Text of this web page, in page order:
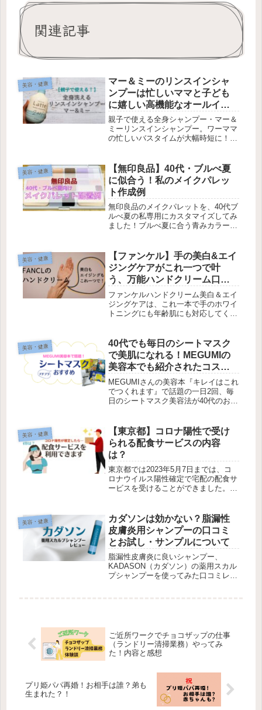
関連記事
美容・健康
マー＆ミーのリンスインシャ
ンプーは忙しいママと子ども
に嬉しい高機能なオールイン
ワンシャンプー
親子で使える全身シャンプー・マー＆
ミーリンスインシャンプー。ワーママ
の忙しいバスタイムが大幅時短に！ノ
ルの爽やかな香りで全身包んでくれま
す。
美容・健康
【無印良品】40代・ブルべ夏
に似合う！私のメイクパレッ
ト作成例
無印良品のメイクパレットを、40代ブ
ルべ夏の私専用にカスタマイズしてみ
ました！ブルべ夏に合う青みカラーを
美容・健康
【ファンケル】手の美白&エイ
ジングケアがこれ一つで叶
う、万能ハンドクリーム口コ
ミ！
ファンケルハンドクリーム美白＆エイ
ジングケアは、これ一本で手のホワイ
トニングにも年齢肌にも対応してくれ
美容・健康
40代でも毎日のシートマスク
で美肌になれる！MEGUMIの
美容本でも紹介されたコスパ
の良いシートマスクやオスス
メ品まとめ
MEGUMIさんの美容本『キレイはこれ
でつくれます』で話題の一日2回、毎
日のシートマスク美容法が40代のお肌
のならコスパと使いやすさが大切と実
感しましたので、私おすすめのシート
マスクをご紹介していきます。
美容・健康
【東京都】コロナ陽性で受け
られる配食サービスの内容
は？
東京都では2023年5月7日までは、コ
ロナウイルス陽性確定で宅配の配食サ
ービスを受けることができました。そ
美容・健康
カダソンは効かない？脂漏性
皮膚炎用シャンプーの口コミ
とお試し・サンプルについて
脂漏性皮膚炎に良いシャンプー、
KADASON（カダソン）の薬用スカル
プシャンプーを使ってみた口コミレビ
クール使ってみると明らかに頭皮環境
が改善するのを感じますよ。
ご近所ワークでチョコザップの仕事
（ランドリー清掃業務）やってみ
た！内容と感想
プリ姫パパ再婚！お相手は誰？弟も
生まれた？！